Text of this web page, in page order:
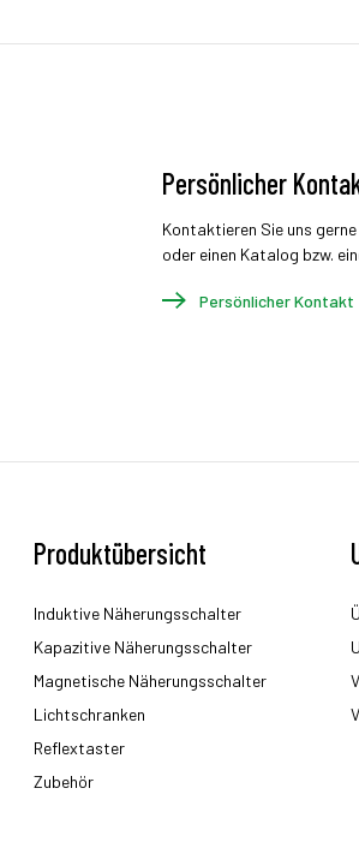
Persönlicher
Kontaktieren Sie uns
oder einen Katalog bzw.
Persönlicher Kontakt
Produktübersicht
Induktive Näherungsschalter
Kapazitive Näherungsschalter
Magnetische Näherungsschalter
Lichtschranken
Reflextaster
Zubehör